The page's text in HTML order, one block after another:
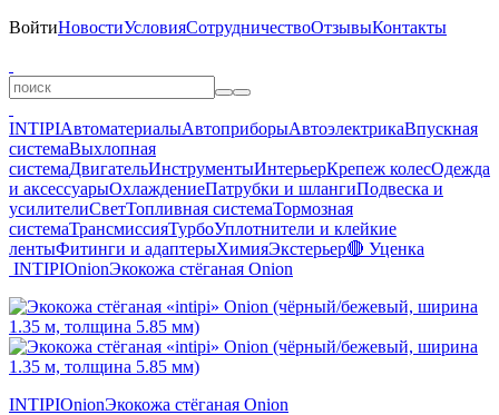
ВойтиНовостиУсловияСотрудничествоОтзывыКонтакты
INTIPIАвтоматериалыАвтоприборыАвтоэлектрикаВпускная
системаВыхлопная
системаДвигательИнструментыИнтерьерКрепеж колесОдежда
и аксессуарыОхлаждениеПатрубки и шлангиПодвеска и
усилителиСветТопливная системаТормозная
системаТрансмиссияТурбоУплотнители и клейкие
лентыФитинги и адаптерыХимияЭкстерьер🔴 Уценка
INTIPIOnionЭкокожа стёганая Onion
INTIPIOnionЭкокожа стёганая Onion